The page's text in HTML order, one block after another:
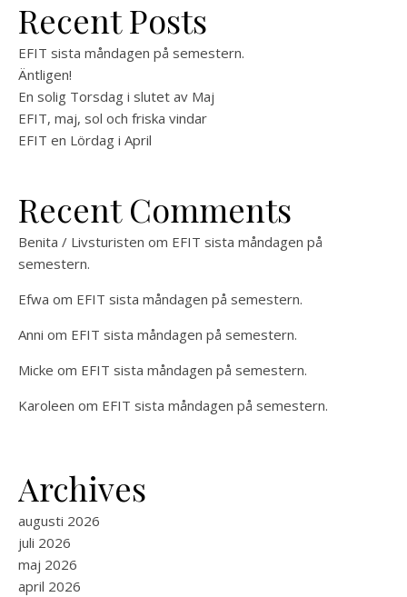
Recent Posts
EFIT sista måndagen på semestern.
Äntligen!
En solig Torsdag i slutet av Maj
EFIT, maj, sol och friska vindar
EFIT en Lördag i April
Recent Comments
Benita / Livsturisten om EFIT sista måndagen på
semestern.
Efwa om EFIT sista måndagen på semestern.
Anni om EFIT sista måndagen på semestern.
Micke om EFIT sista måndagen på semestern.
Karoleen om EFIT sista måndagen på semestern.
Archives
augusti 2026
juli 2026
maj 2026
april 2026